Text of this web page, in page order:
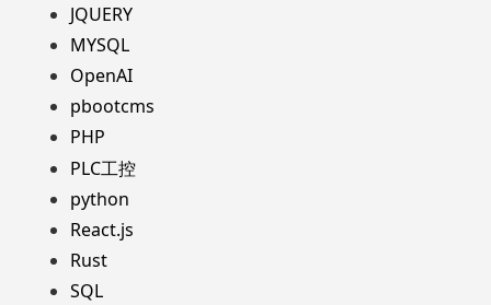
JQUERY
MYSQL
OpenAI
pbootcms
PHP
PLC工控
python
React.js
Rust
SQL